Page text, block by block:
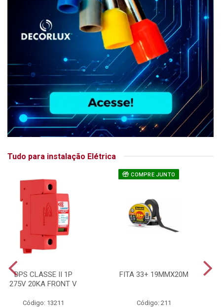
Tudo para instalação Elétrica
DPS CLASSE II 1P
275V 20KA FRONT V
Código: 13211
COMPRE JUNTO
FITA 33+ 19MMX20M
Código: 211